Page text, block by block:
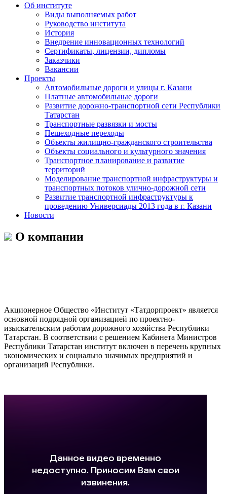
Об институте
Виды выполняемых работ
Руководство института
История
Внедрение инновационных технологий
Сертификаты, лицензии, дипломы
Заказчики
Вакансии
Проекты
Автомобильные дороги и улицы г. Казани
Платные автомобильные дороги
Развитие дорожно-транспортной сети Республики
Татарстан
Транспортные развязки и мосты
Пешеходные переходы
Объекты жилищно-гражданского строительства
Объекты социального и культурного значения
Транспортное планирование и развитие
территорий
Моделирование транспортной инфраструктуры и
транспортных потоков улично-дорожной сети
Развитие транспортной инфраструктуры к
проведению Универсиады 2013 года в г. Казани
Новости
О компании
Акционерное Общество «Институт «Татдорпроект» является
основной подрядной организацией по проектно-
изыскательским работам дорожного хозяйства Республики
Татарстан. В соответствии с решением Кабинета Министров
Республики Татарстан институт включен в перечень крупных
экономических и социально значимых предприятий и
организаций Республики.